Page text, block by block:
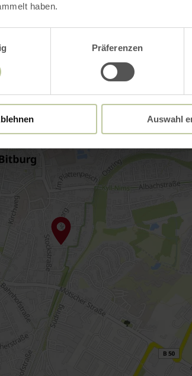
haben.
Präferenzen
Auswahl